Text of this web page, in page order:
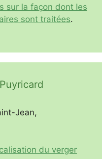
sur la façon dont les
sont traitées.
Jean,
du verger